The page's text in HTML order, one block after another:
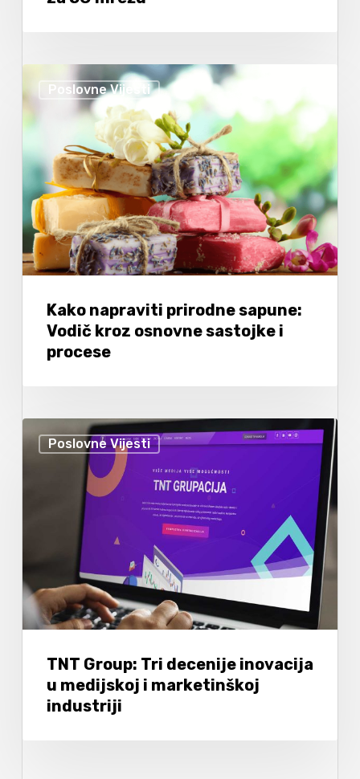
Poslovne Vijesti
Kako napraviti prirodne sapune:
Vodič kroz osnovne sastojke i
procese
Poslovne Vijesti
TNT Group: Tri decenije inovacija
u medijskoj i marketinškoj
industriji